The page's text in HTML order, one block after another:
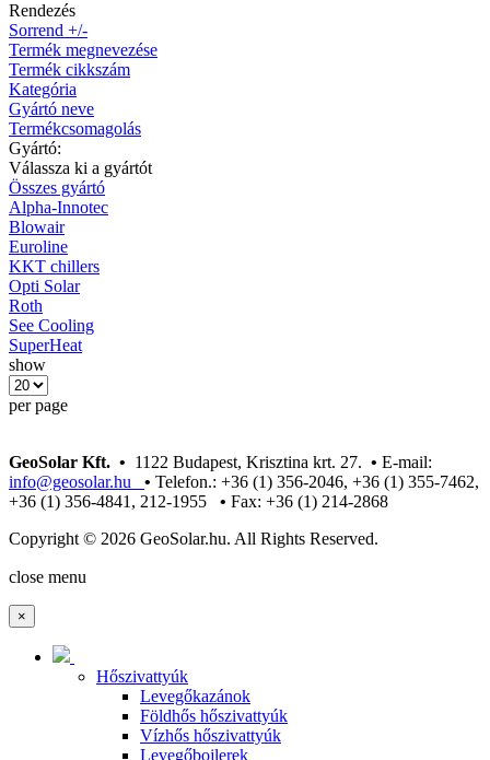
Rendezés
Sorrend +/-
Termék megnevezése
Termék cikkszám
Kategória
Gyártó neve
Termékcsomagolás
Gyártó:
Válassza ki a gyártót
Összes gyártó
Alpha-Innotec
Blowair
Euroline
KKT chillers
Opti Solar
Roth
See Cooling
SuperHeat
show
per page
GeoSolar Kft. • 1122 Budapest, Krisztina krt. 27. • E-mail:
info@geosolar.hu • Telefon.: +36 (1) 356-2046, +36 (1) 355-7462,
+36 (1) 356-4841, 212-1955 • Fax: +36 (1) 214-2868
Copyright © 2026 GeoSolar.hu. All Rights Reserved.
close menu
×
Hőszivattyúk
Levegőkazánok
Földhős hőszivattyúk
Vízhős hőszivattyúk
Levegőbojlerek